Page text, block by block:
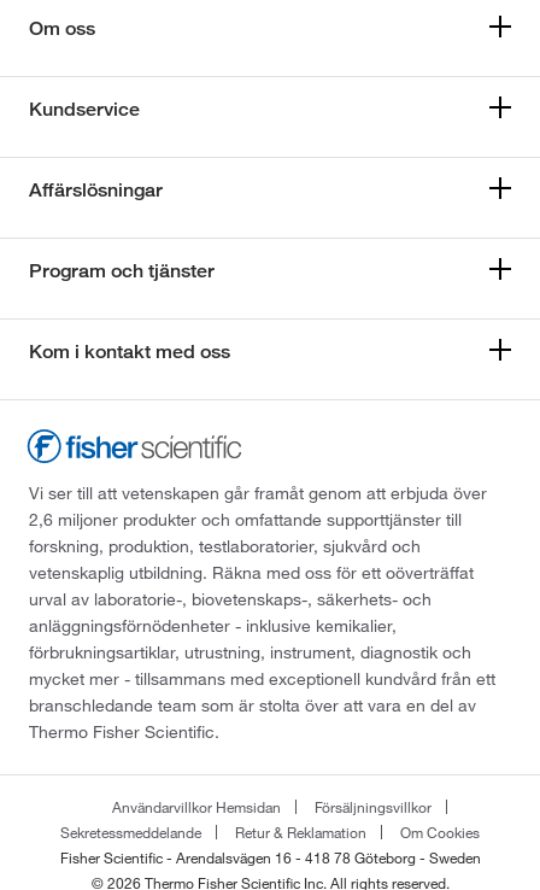
Om oss
Kundservice
Affärslösningar
Program och tjänster
Kom i kontakt med oss
Vi ser till att vetenskapen går framåt genom att erbjuda över
2,6 miljoner produkter och omfattande supporttjänster till
forskning, produktion, testlaboratorier, sjukvård och
vetenskaplig utbildning. Räkna med oss för ett oöverträffat
urval av laboratorie-, biovetenskaps-, säkerhets- och
anläggningsförnödenheter - inklusive kemikalier,
förbrukningsartiklar, utrustning, instrument, diagnostik och
mycket mer - tillsammans med exceptionell kundvård från ett
branschledande team som är stolta över att vara en del av
Thermo Fisher Scientific.
Användarvillkor Hemsidan
Försäljningsvillkor
Sekretessmeddelande
Retur & Reklamation
Om Cookies
Fisher Scientific - Arendalsvägen 16 - 418 78 Göteborg - Sweden
© 2026 Thermo Fisher Scientific Inc. All rights reserved.